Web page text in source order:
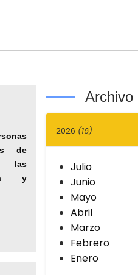
de
las
y
Archivo
2026 (16)
Julio
Junio
Mayo
Abril
Marzo
Febrero
Enero